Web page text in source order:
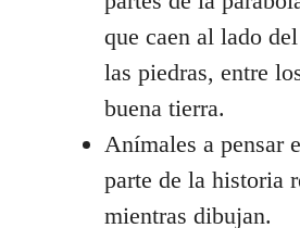
que caen al lado
las piedras, entre
buena tierra.
Anímales a pensar
parte de la historia
mientras dibujan.